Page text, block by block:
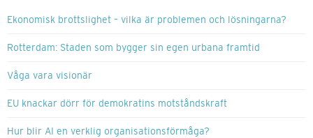
Ekonomisk brottslighet – vilka är problemen och lösningarna?
Rotterdam: Staden som bygger sin egen urbana framtid
Våga vara visionär
EU knackar dörr för demokratins motståndskraft
Hur blir AI en verklig organisationsförmåga?